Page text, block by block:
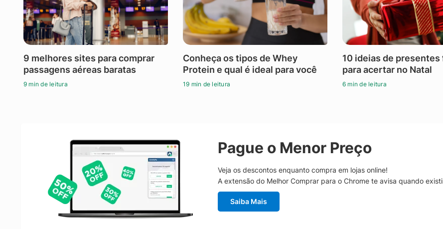
9 melhores sites para comprar
passagens aéreas baratas
9 min de leitura
Conheça os tipos de Whey
Protein e qual é ideal para você
19 min de leitura
10 ideias de
para acertar no Natal
6 min de leitura
Pague o Menor Preço
Veja os descontos enquanto compra em lojas online!
A extensão do Melhor Comprar para o Chrome te avisa quando
Saiba Mais